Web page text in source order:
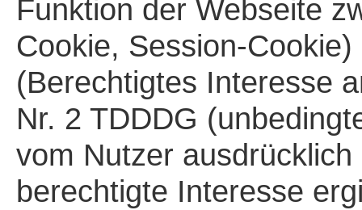
Funktion der Webseite
Cookie, Session-
(Berechtigtes Interesse
Nr. 2 TDDDG
vom Nutzer
berechtigte Interesse